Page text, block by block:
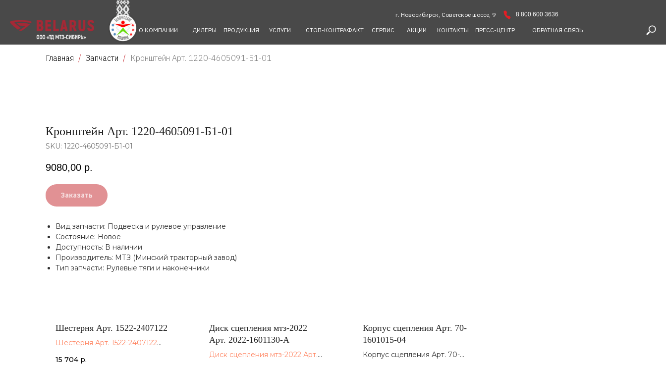
ОБРАТНАЯ СВЯЗЬ
ПРЕСС-ЦЕНТР
КОНТАКТЫ
АКЦИИ
СЕРВИС
СТОП-КОНТРАФАКТ
УСЛУГИ
ПРОДУКЦИЯ
ДИЛЕРЫ
О КОМПАНИИ
г. Новосибирск, Советское шоссе, 9 8 800 600 3636
Главная Запчасти Кронштейн Арт. 1220-4605091-Б1-01
Кронштейн Арт. 1220-4605091-Б1-01
SKU: 1220-4605091-Б1-01
9080,00 р.
Заказать
Вид запчасти: Подвеска и рулевое управление
Состояние: Новое
Доступность: В наличии
Производитель: МТЗ (Минский тракторный завод)
Тип запчасти: Рулевые тяги и наконечники
Шестерня Арт. 1522-2407122
Шестерня Арт. 1522-2407122
15 704 р.
Диск сцепления мтз-2022
Арт. 2022-1601130-А
Диск сцепления мтз-2022 Арт.
Корпус сцепления Арт. 70-
1601015-04
Корпус сцепления Арт. 70-